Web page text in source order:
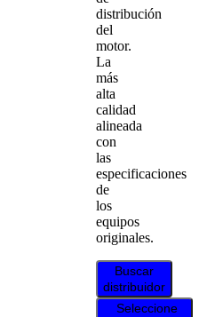
distribución
del
motor.
La
más
alta
calidad
alineada
con
las
especificaciones
de
los
equipos
originales.
Buscar
distribuidor
Seleccione